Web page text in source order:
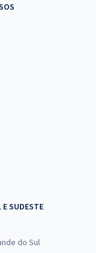
E SUDESTE
do Sul